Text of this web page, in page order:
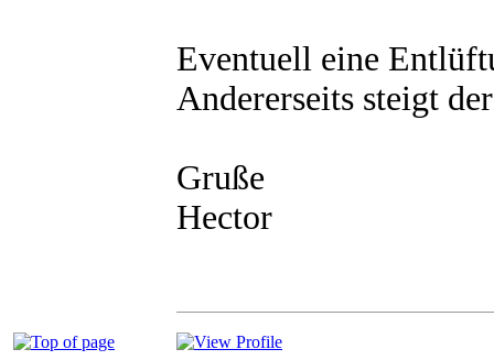
Eventuell eine
Andererseits steigt
Gruße
Hector